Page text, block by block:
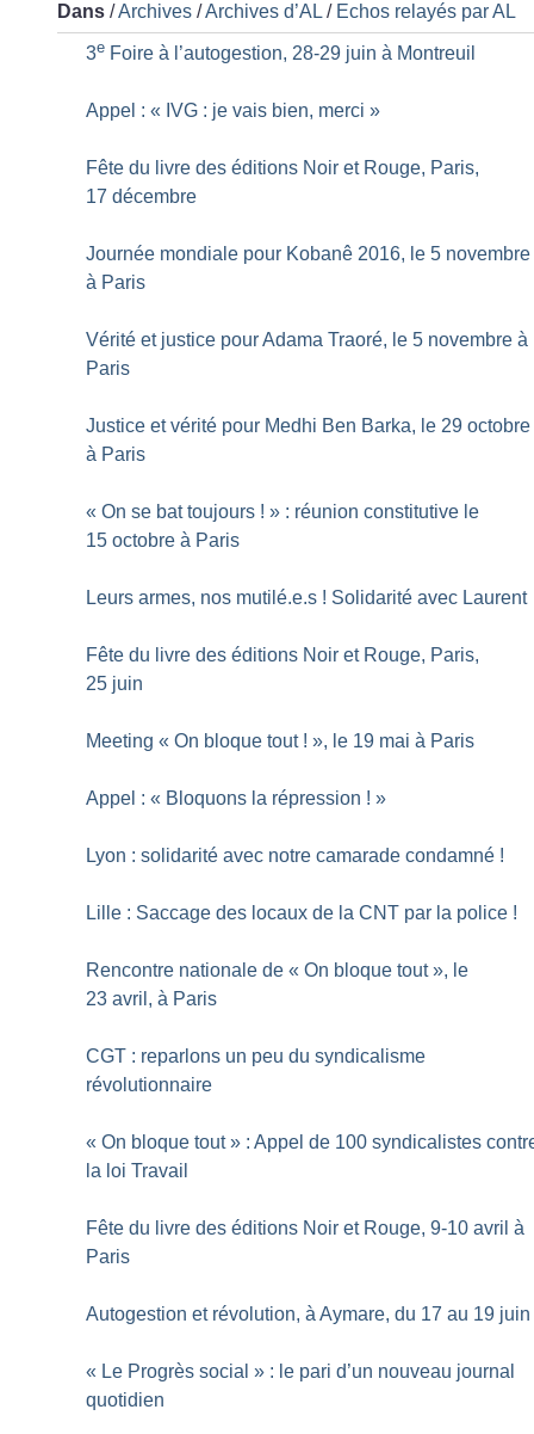
Dans /Archives /Archives d’AL / Echos relayés par AL
3e Foire à l’autogestion, 28-29 juin à Montreuil
Appel : « IVG : je vais bien, merci »
Fête du livre des éditions Noir et Rouge, Paris,
17 décembre
Journée mondiale pour Kobanê 2016, le 5 novembre
à Paris
Vérité et justice pour Adama Traoré, le 5 novembre à
Paris
Justice et vérité pour Medhi Ben Barka, le 29 octobre
à Paris
« On se bat toujours ! » : réunion constitutive le
15 octobre à Paris
Leurs armes, nos mutilé.e.s ! Solidarité avec Laurent
Fête du livre des éditions Noir et Rouge, Paris,
25 juin
Meeting « On bloque tout ! », le 19 mai à Paris
Appel : « Bloquons la répression ! »
Lyon : solidarité avec notre camarade condamné !
Lille : Saccage des locaux de la CNT par la police !
Rencontre nationale de « On bloque tout », le
23 avril, à Paris
CGT : reparlons un peu du syndicalisme
révolutionnaire
« On bloque tout » : Appel de 100 syndicalistes
la loi Travail
Fête du livre des éditions Noir et Rouge, 9-10 avril à
Paris
Autogestion et révolution, à Aymare, du 17 au 19 juin
« Le Progrès social » : le pari d’un nouveau journal
quotidien